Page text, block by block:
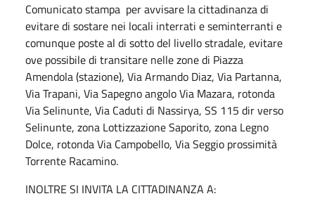
Comunicato stampa per avvisare la cittadinanza di
evitare di sostare nei locali interrati e seminterranti e
comunque poste al di sotto del livello stradale, evitare
ove possibile di transitare nelle zone di Piazza
Amendola (stazione), Via Armando Diaz, Via Partanna,
Via Trapani, Via Sapegno angolo Via Mazara, rotonda
Via Selinunte, Via Caduti di Nassirya, SS 115 dir verso
Selinunte, zona Lottizzazione Saporito, zona Legno
Dolce, rotonda Via Campobello, Via Seggio prossimità
Torrente Racamino.
INOLTRE SI INVITA LA CITTADINANZA A: